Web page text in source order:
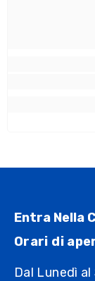
Entra Nella
Orari di
Dal Lunedì